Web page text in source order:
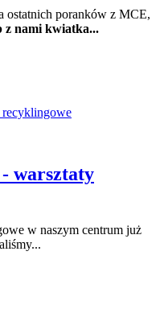
ostatnich poranków z MCE,
nami kwiatka...
warsztaty
w naszym centrum już